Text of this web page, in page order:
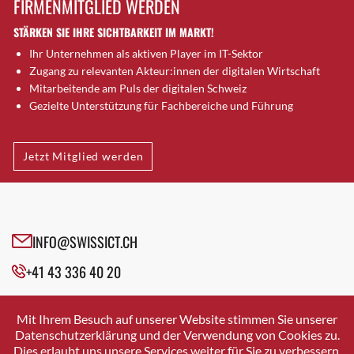
Brugg AG
Brütten
Bubendorf
Bubikon
Buchs (SG)
Bäretswil
Bülach
Cazis
Crissier
Davos Platz
Dierikon
Dietikon
FIRMENMITGLIED WERDEN
STÄRKEN SIE IHRE SICHTBARKEIT IM MARKT!
Ihr Unternehmen als aktiven Player im IT-Sektor
Zugang zu relevanten Akteur:innen der digitalen Wirtschaft
Mitarbeitende am Puls der digitalen Schweiz
Gezielte Unterstützung für Fachbereiche und Führung
Jetzt Mitglied werden
INFO@SWISSICT.CH
+41 43 336 40 20
SWISSICT
VULKANSTRASSE 120
8048 ZURICH
Mit Ihrem Besuch auf unserer Website stimmen Sie unserer
Datenschutzerklärung und der Verwendung von Cookies zu.
Dies erlaubt uns unsere Services weiter für Sie zu verbessern.